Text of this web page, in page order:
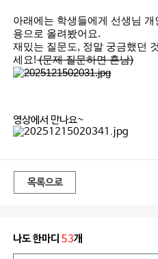
아래에는 학생들에게 선생님 개
용으로 올려봤어요.
재밌는 질문도, 정말 궁금했던
세요!(문제 질문하면 혼남)
영상에서 만나요~
목록으로
나도 한마디53개